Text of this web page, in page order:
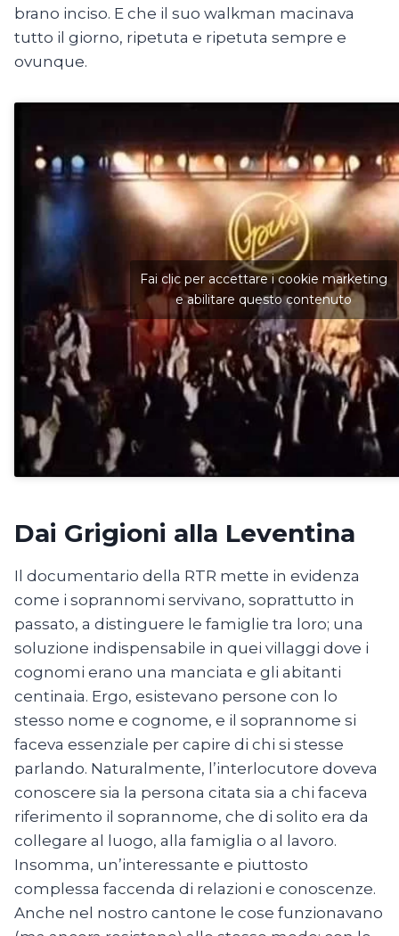
brano inciso. E che il suo walkman macinava
tutto il giorno, ripetuta e ripetuta sempre e
ovunque.
Fai clic per accettare i cookie marketing
e abilitare questo contenuto
Dai Grigioni alla Leventina
Il documentario della RTR mette in evidenza
come i soprannomi servivano, soprattutto in
passato, a distinguere le famiglie tra loro; una
soluzione indispensabile in quei villaggi dove i
cognomi erano una manciata e gli abitanti
centinaia. Ergo, esistevano persone con lo
stesso nome e cognome, e il soprannome si
faceva essenziale per capire di chi si stesse
parlando. Naturalmente, l’interlocutore doveva
conoscere sia la persona citata sia a chi faceva
riferimento il soprannome, che di solito era da
collegare al luogo, alla famiglia o al lavoro.
Insomma, un’interessante e piuttosto
complessa faccenda di relazioni e conoscenze.
Anche nel nostro cantone le cose funzionavano